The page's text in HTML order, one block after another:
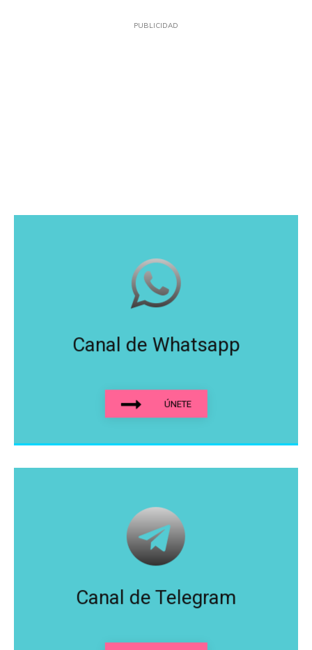
PUBLICIDAD
Canal de Whatsapp
ÚNETE
Canal de Telegram